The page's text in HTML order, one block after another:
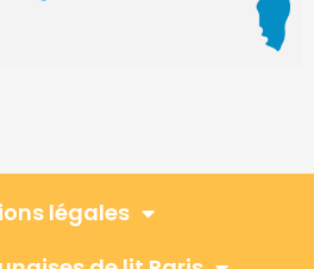
légales